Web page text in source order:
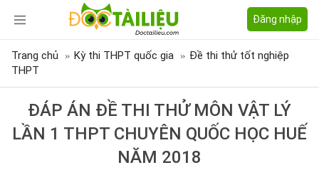
Đăng nhập
Trang chủ Kỳ thi THPT quốc gia
Đề thi thử tốt nghiệp
THPT
ĐÁP ÁN ĐỀ THI THỬ MÔN VẬT LÝ
LẦN 1 THPT CHUYÊN QUỐC HỌC HUẾ
NĂM 2018